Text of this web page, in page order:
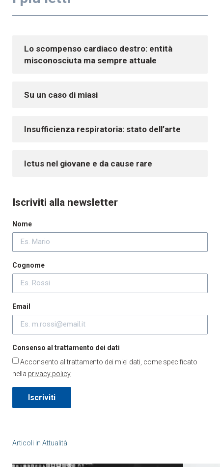
Lo scompenso cardiaco destro: entità
misconosciuta ma sempre attuale
Su un caso di miasi
Insufficienza respiratoria: stato dell’arte
Ictus nel giovane e da cause rare
Iscriviti alla newsletter
Nome
Cognome
Email
Consenso al trattamento dei dati
Acconsento al trattamento dei miei dati, come specificato
nella privacy policy
Iscriviti
Articoli in Attualità